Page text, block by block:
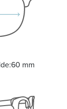
60 mm